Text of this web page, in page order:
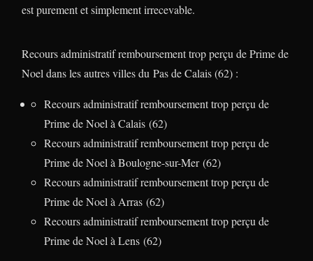
est purement et simplement irrecevable.
Recours administratif remboursement trop perçu de Prime de
Noel dans les autres villes du Pas de Calais (62) :
Recours administratif remboursement trop perçu de
Prime de Noel à Calais (62)
Recours administratif remboursement trop perçu de
Prime de Noel à Boulogne-sur-Mer (62)
Recours administratif remboursement trop perçu de
Prime de Noel à Arras (62)
Recours administratif remboursement trop perçu de
Prime de Noel à Lens (62)